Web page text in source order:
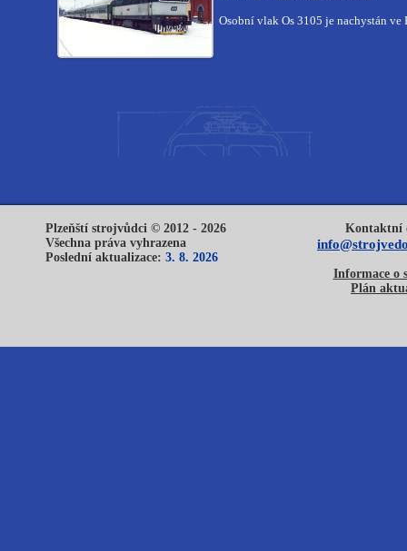
Osobní vlak Os 3105 je nachystán
Plzeňští strojvůdci © 2012 - 2026
Všechna práva vyhrazena
Poslední aktualizace: 3. 8. 2026
Kontaktní
Informace o
Plán